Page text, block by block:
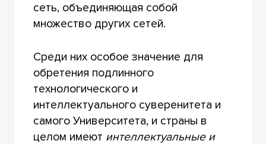
сеть, объединяющая собой
множество других сетей.
Среди них особое значение для
обретения подлинного
технологического и
интеллектуального суверенитета и
самого Университета, и страны в
целом имеют интеллектуальные и